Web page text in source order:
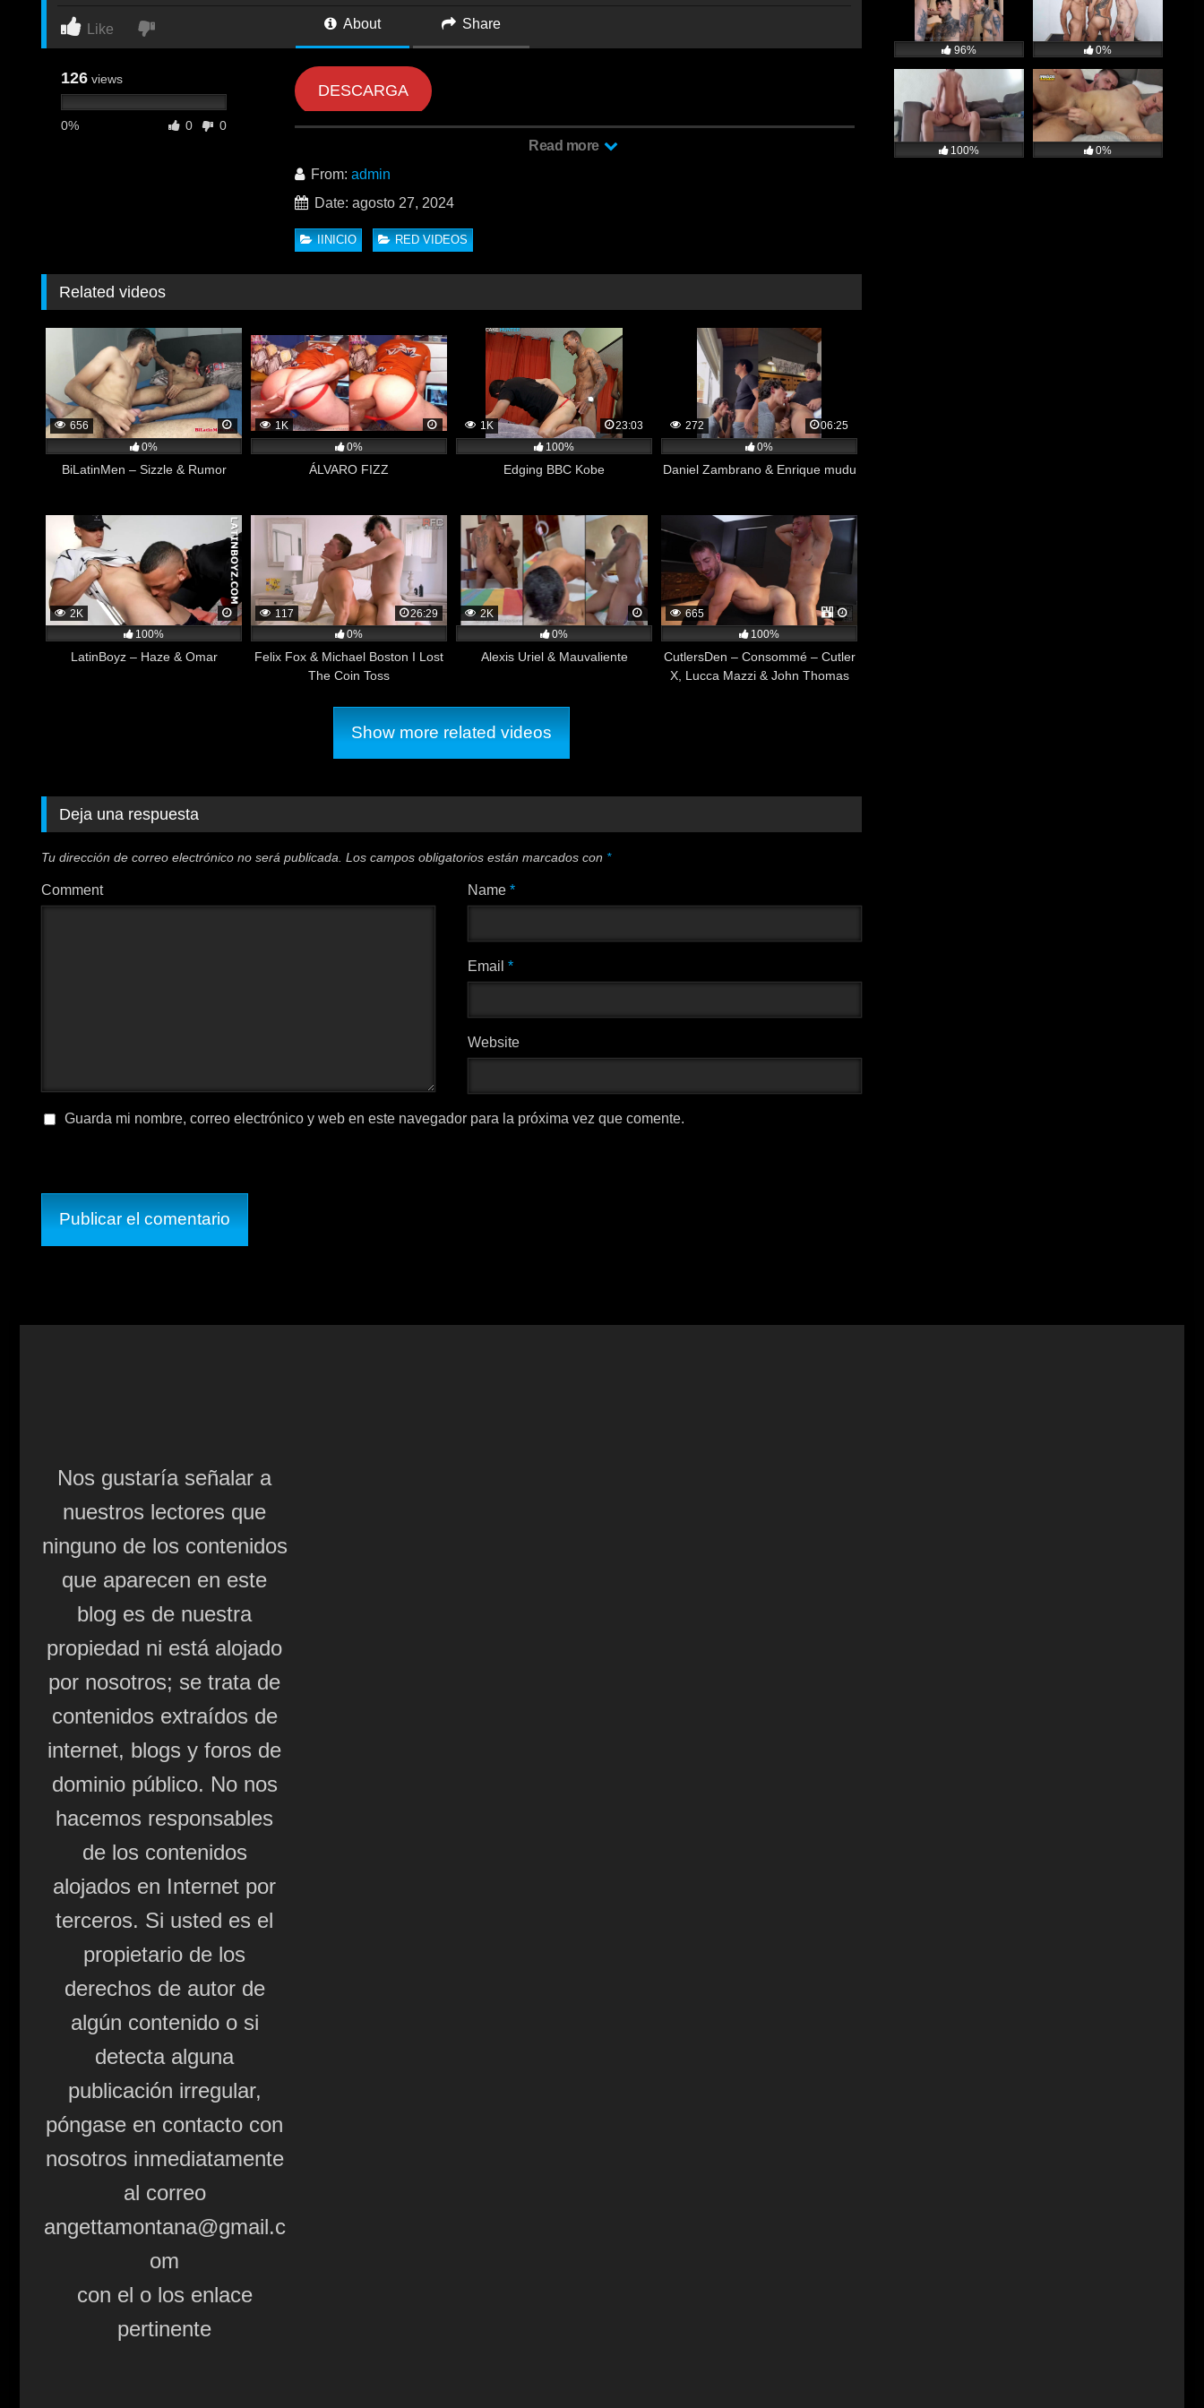
Like About Share
126 views
0% 0 0
DESCARGA
TimTales – Deminho and Steven Angel
Read more
From: admin
Date: agosto 27, 2024
IINICIO RED VIDEOS
Related videos
656
0%
BiLatinMen – Sizzle & Rumor
1K
0%
ÁLVARO FIZZ
1K
23:03
100%
Edging BBC Kobe
272
06:25
0%
Daniel Zambrano & Enrique mudu
2K
100%
LatinBoyz – Haze & Omar
117
26:29
0%
Felix Fox & Michael Boston I Lost
The Coin Toss
2K
0%
Alexis Uriel & Mauvaliente
665
100%
CutlersDen – Consommé – Cutler
X, Lucca Mazzi & John Thomas
Show more related videos
Deja una respuesta
Tu dirección de correo electrónico no será publicada. Los campos obligatorios están marcados con *
Comment Name*
Email*
Website
Guarda mi nombre, correo electrónico y web en este navegador para la próxima vez que comente.
96% 0%
100% 0%
Nos gustaría señalar a
nuestros lectores que
ninguno de los contenidos
que aparecen en este
blog es de nuestra
propiedad ni está alojado
por nosotros; se trata de
contenidos extraídos de
internet, blogs y foros de
dominio público. No nos
hacemos responsables
de los contenidos
alojados en Internet por
terceros. Si usted es el
propietario de los
derechos de autor de
algún contenido o si
detecta alguna
publicación irregular,
póngase en contacto con
nosotros inmediatamente
al correo
angettamontana@gmail.c
om
con el o los enlace
pertinente